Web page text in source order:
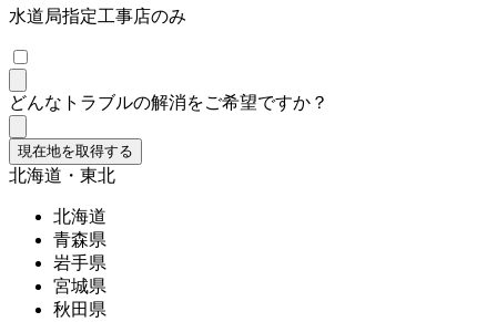
水道局指定工事店のみ
どんなトラブルの解消をご希望ですか？
現在地を取得する
北海道・東北
北海道
青森県
岩手県
宮城県
秋田県